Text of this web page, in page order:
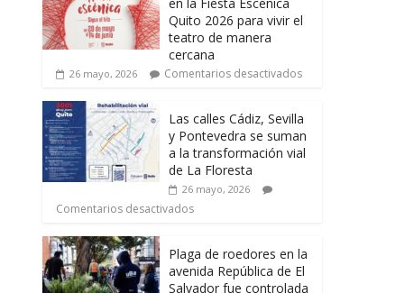
Quito 2026 para vivir el
teatro de manera
cercana
26 mayo, 2026 Comentarios desactivados
Las calles Cádiz, Sevilla
y Pontevedra se suman
a la transformación vial
de La Floresta
26 mayo, 2026
Comentarios desactivados
Plaga de roedores en la
avenida República de El
Salvador fue controlada